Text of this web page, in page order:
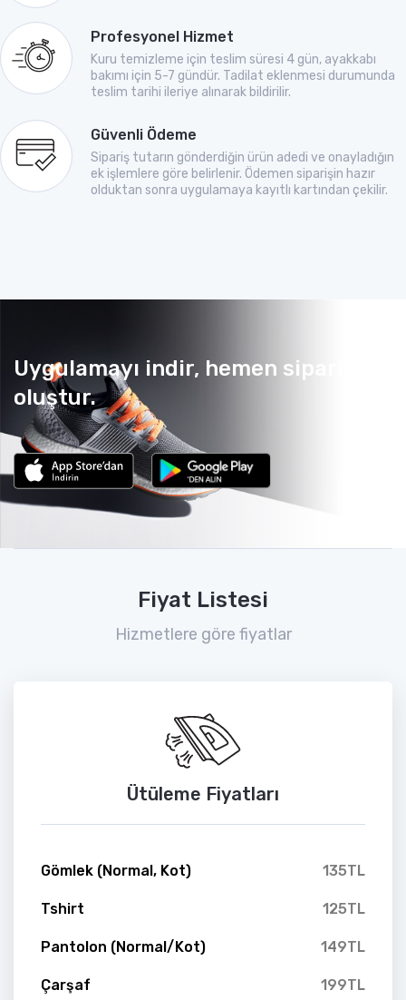
Profesyonel Hizmet
Kuru temizleme için teslim süresi 4 gün, ayakkabı
bakımı için 5-7 gündür. Tadilat eklenmesi durumunda
teslim tarihi ileriye alınarak bildirilir.
Güvenli Ödeme
Sipariş tutarın gönderdiğin ürün adedi ve onayladığın
ek işlemlere göre belirlenir. Ödemen siparişin hazır
olduktan sonra uygulamaya kayıtlı kartından çekilir.
Uygulamayı indir, hemen sipariş
oluştur.
Fiyat Listesi
Hizmetlere göre fiyatlar
Ütüleme Fiyatları
Gömlek (Normal, Kot) 135TL
Tshirt 125TL
Pantolon (Normal/Kot) 149TL
Çarşaf 199TL